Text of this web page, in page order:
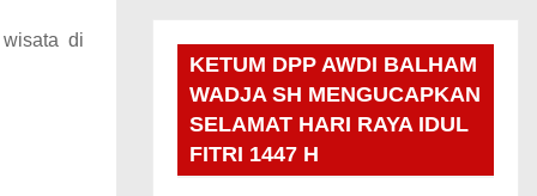
wisata di
KETUM DPP AWDI BALHAM
WADJA SH MENGUCAPKAN
SELAMAT HARI RAYA IDUL
FITRI 1447 H